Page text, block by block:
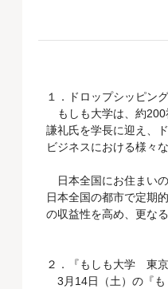
１．ドロップシッピン
もしも大学は、約200
謙礼氏を学長に迎え、
ビジネスにおける様々
日本全国にお住まい
日本全国の都市で定期
の収益性を高め、更な
２．『もしも大学 東
3月14日（土）の『